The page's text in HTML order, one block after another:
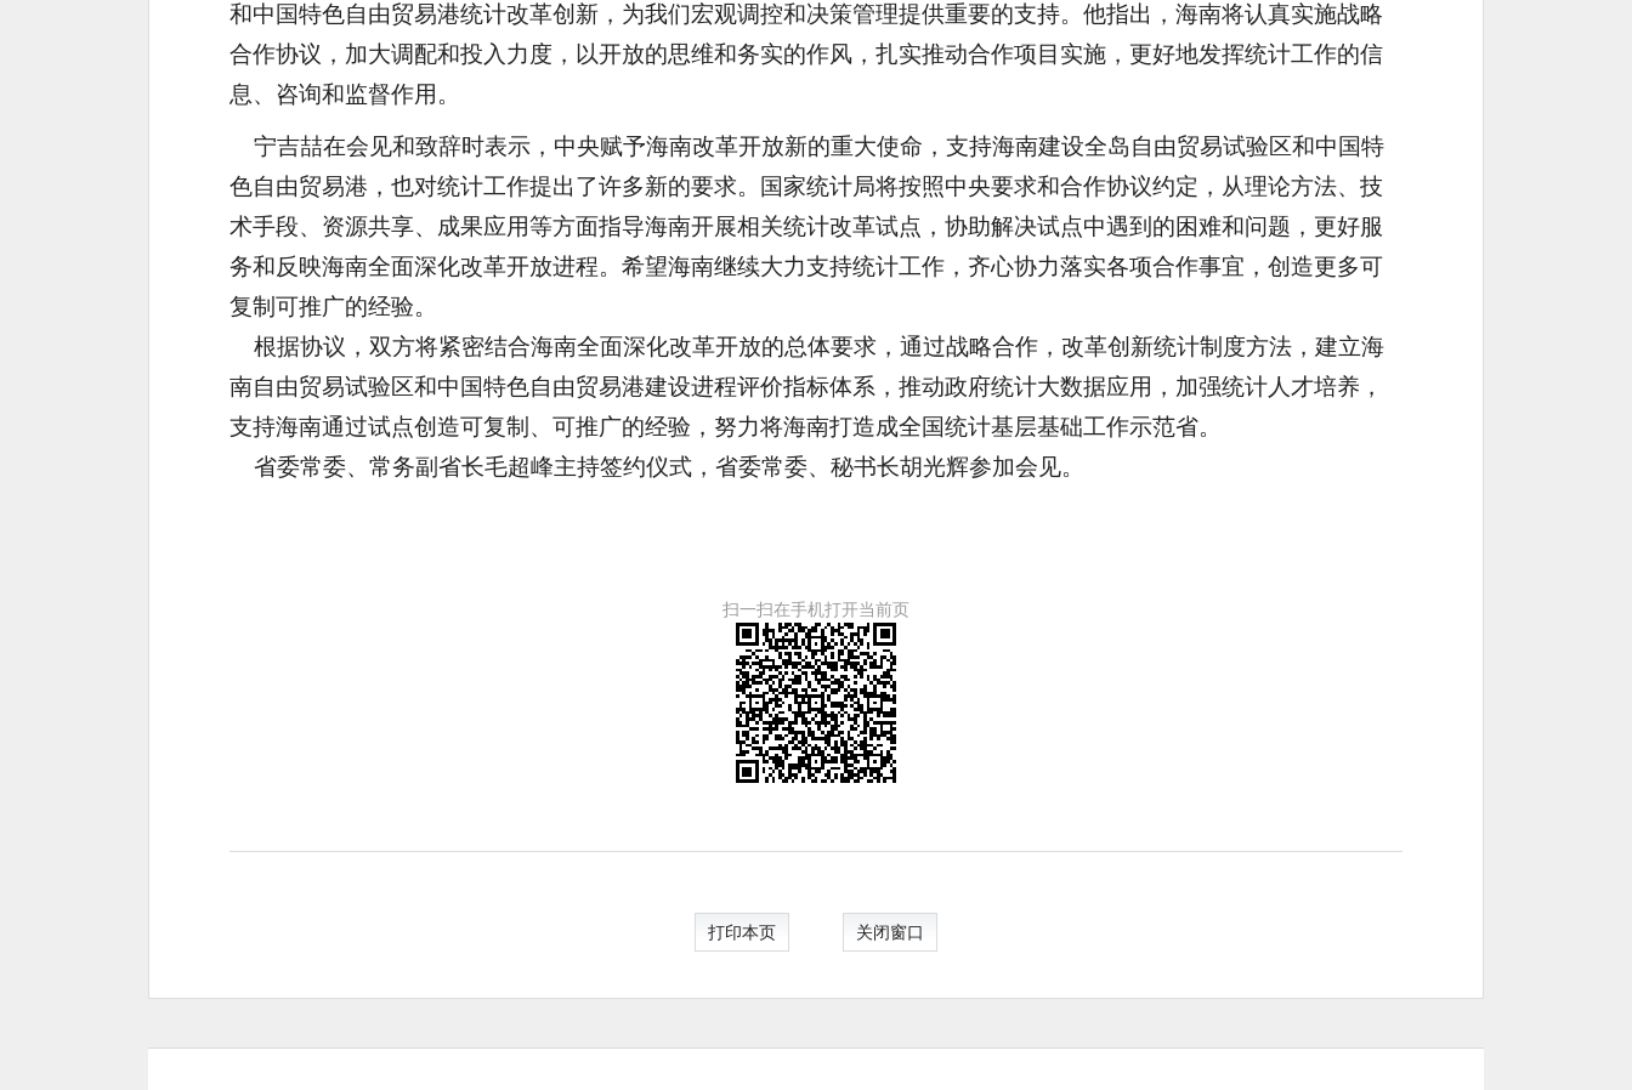
和中国特色自由贸易港统计改革创新，为我们宏观调控和决策管理提供重要的支持。他指出，海南将认真实施战略
合作协议，加大调配和投入力度，以开放的思维和务实的作风，扎实推动合作项目实施，更好地发挥统计工作的信
息、咨询和监督作用。
宁吉喆在会见和致辞时表示，中央赋予海南改革开放新的重大使命，支持海南建设全岛自由贸易试验区和中国特
色自由贸易港，也对统计工作提出了许多新的要求。国家统计局将按照中央要求和合作协议约定，从理论方法、技
术手段、资源共享、成果应用等方面指导海南开展相关统计改革试点，协助解决试点中遇到的困难和问题，更好服
务和反映海南全面深化改革开放进程。希望海南继续大力支持统计工作，齐心协力落实各项合作事宜，创造更多可
复制可推广的经验。
根据协议，双方将紧密结合海南全面深化改革开放的总体要求，通过战略合作，改革创新统计制度方法，建立海
南自由贸易试验区和中国特色自由贸易港建设进程评价指标体系，推动政府统计大数据应用，加强统计人才培养，
支持海南通过试点创造可复制、可推广的经验，努力将海南打造成全国统计基层基础工作示范省。
省委常委、常务副省长毛超峰主持签约仪式，省委常委、秘书长胡光辉参加会见。
扫一扫在手机打开当前页
打印本页 关闭窗口